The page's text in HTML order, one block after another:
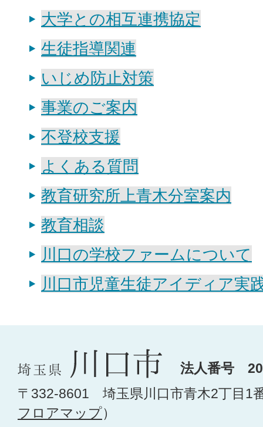
大学との相互連携協定
生徒指導関連
いじめ防止対策
事業のご案内
不登校支援
よくある質問
教育研究所上青木分室案内
教育相談
川口の学校ファームについて
川口市児童生徒アイディア実
法人番号
〒332-8601 埼玉県川口市青木2丁目1
フロアマップ）